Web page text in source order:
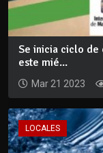
Se inicia ciclo de
este mié...
Mar 21 2023
LOCALES